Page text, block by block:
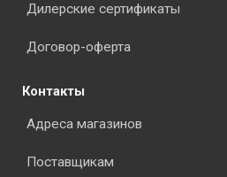
Дилерские сертификаты
Договор-оферта
Контакты
Адреса магазинов
Поставщикам